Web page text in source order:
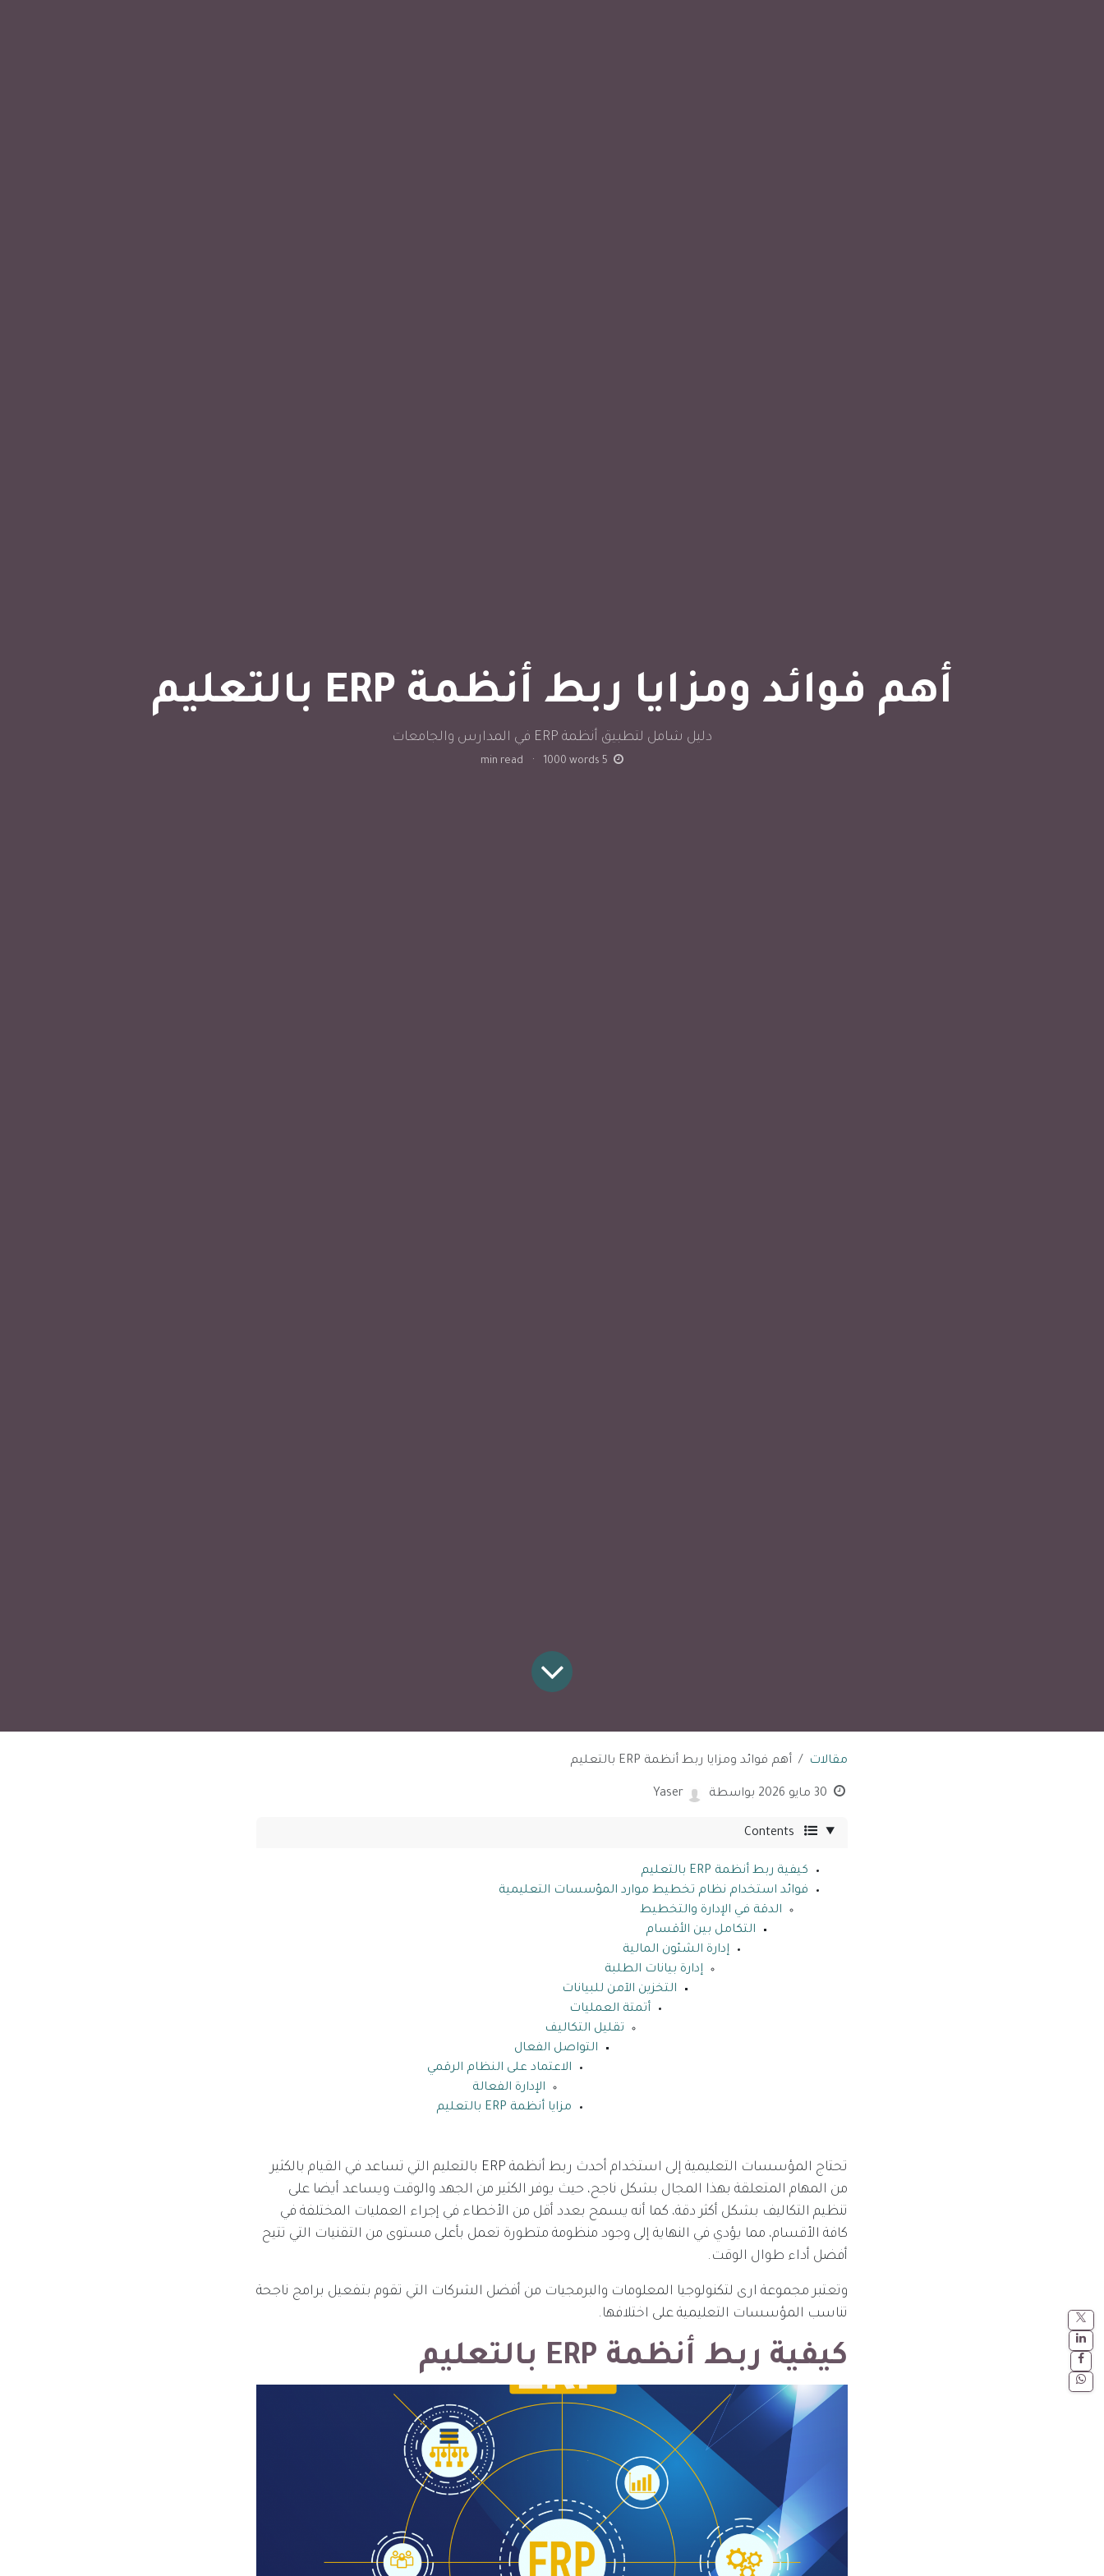
أهم فوائد ومزايا ربط أنظمة ERP بالتعليم
دليل شامل لتطبيق أنظمة ERP في المدارس والجامعات
5
min read · 1000 words
مقالات أهم فوائد ومزايا ربط أنظمة ERP بالتعليم
30 مايو 2026 بواسطة Yaser
Contents
كيفية ربط أنظمة ERP بالتعليم
فوائد استخدام نظام تخطيط موارد المؤسسات التعليمية
الدقة في الإدارة والتخطيط
التكامل بين الأقسام
إدارة الشئون المالية
إدارة بيانات الطلبة
التخزين الآمن للبيانات
أتمتة العمليات
تقليل التكاليف
التواصل الفعال
الاعتماد على النظام الرقمي
الإدارة الفعالة
مزايا أنظمة ERP بالتعليم
تحتاج المؤسسات التعليمية إلى استخدام أحدث ربط أنظمة ERP بالتعليم التي تساعد في القيام بالكثير
من المهام المتعلقة بهذا المجال بشكل ناجح، حيث يوفر الكثير من الجهد والوقت ويساعد أيضا على
تنظيم التكاليف بشكل أكثر دقة، كما أنه يسمح بعدد أقل من الأخطاء في إجراء العمليات المختلفة في
كافة الأقسام، مما يؤدي في النهاية إلى وجود منظومة متطورة تعمل بأعلى مستوى من التقنيات التي تتيح
أفضل أداء طوال الوقت.
وتعتبر مجموعة ارى لتكنولوجيا المعلومات والبرمجيات من أفضل الشركات التي تقوم بتفعيل برامج ناجحة
تناسب المؤسسات التعليمية على اختلافها.
كيفية ربط أنظمة ERP بالتعليم